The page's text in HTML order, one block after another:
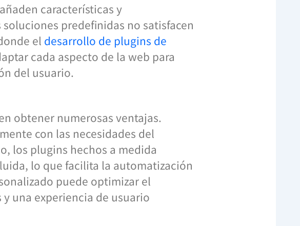
características y
predefinidas no satisfacen
el desarrollo de plugins de
cada aspecto de la web para
del usuario.
obtener numerosas ventajas.
con las necesidades del
los plugins hechos a medida
lo que facilita la automatización
puede optimizar el
una experiencia de usuario